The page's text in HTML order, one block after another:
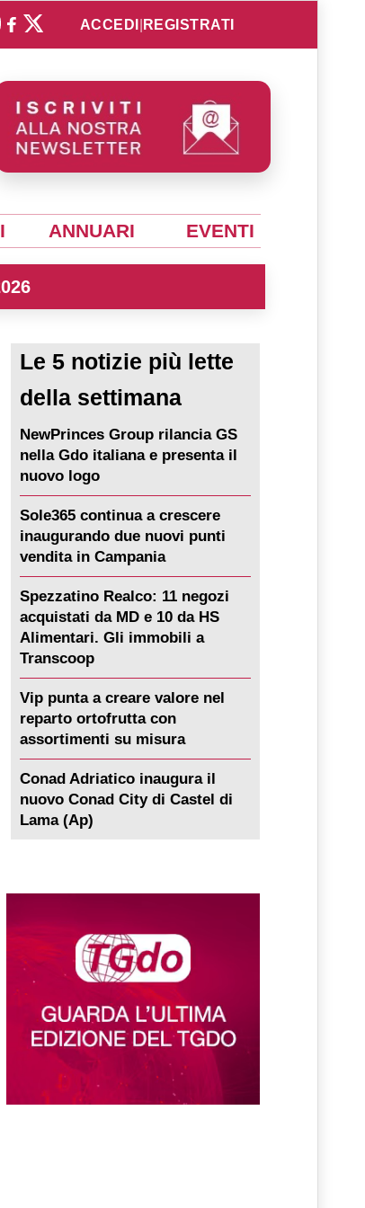
ACCEDI REGISTRATI
ANNUARI EVENTI
Le 5 notizie più lette
della settimana
NewPrinces Group rilancia GS
nella Gdo italiana e presenta il
nuovo logo
Sole365 continua a crescere
inaugurando due nuovi punti
vendita in Campania
Spezzatino Realco: 11 negozi
acquistati da MD e 10 da HS
Alimentari. Gli immobili a
Transcoop
Vip punta a creare valore nel
reparto ortofrutta con
assortimenti su misura
Conad Adriatico inaugura il
nuovo Conad City di Castel di
Lama (Ap)